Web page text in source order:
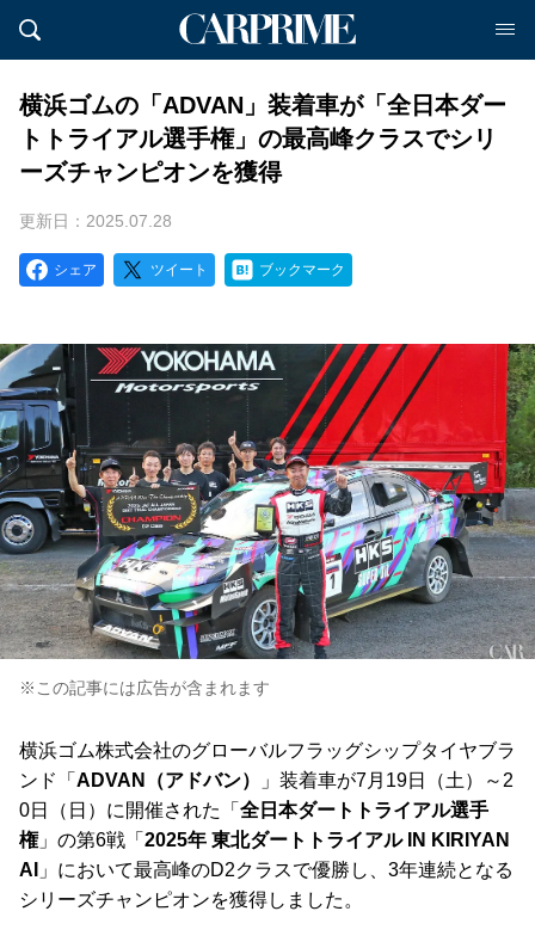
横浜ゴムの「ADVAN」装着車が「全日本ダー
トトライアル選手権」の最高峰クラスでシリ
ーズチャンピオンを獲得
更新日：2025.07.28
シェア ツイート ブックマーク
※この記事には広告が含まれます
横浜ゴム株式会社のグローバルフラッグシップタイヤブラ
ンド「 ADVAN（アドバン）
」装着車が7月19日（土）～2
0日（日）に開催された「 全日本ダートトライアル選手
権」の第6戦「 2025年 東北ダートトライアル IN KIRIYAN
AI 」において最高峰のD2クラスで優勝し、3年連続となる
シリーズチャンピオンを獲得しました。